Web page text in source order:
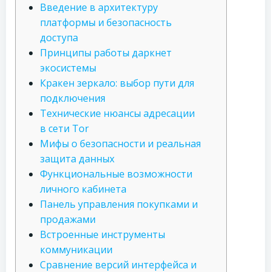
Введение в архитектуру
платформы и безопасность
доступа
Принципы работы даркнет
экосистемы
Кракен зеркало: выбор пути для
подключения
Технические нюансы адресации
в сети Tor
Мифы о безопасности и реальная
защита данных
Функциональные возможности
личного кабинета
Панель управления покупками и
продажами
Встроенные инструменты
коммуникации
Сравнение версий интерфейса и